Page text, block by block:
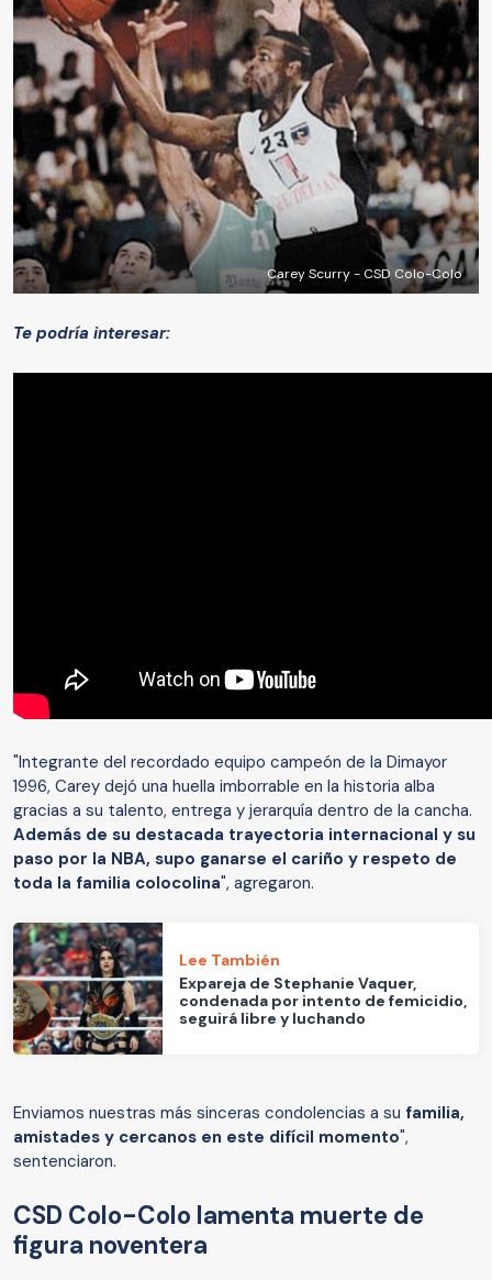
Carey Scurry - CSD Colo-Colo
Te podría interesar:
"Integrante del recordado equipo campeón de la Dimayor
1996, Carey dejó una huella imborrable en la historia alba
gracias a su talento, entrega y jerarquía dentro de la cancha.
Además de su destacada trayectoria internacional y su
paso por la NBA, supo ganarse el cariño y respeto de
toda la familia colocolina", agregaron.
Lee También
Expareja de Stephanie Vaquer,
condenada por intento de femicidio,
seguirá libre y luchando
Enviamos nuestras más sinceras condolencias a su familia,
amistades y cercanos en este difícil momento",
sentenciaron.
CSD Colo-Colo lamenta muerte de
figura noventera